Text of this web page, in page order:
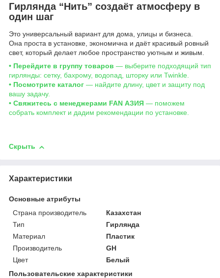
Гирлянда “Нить” создаёт атмосферу в
один шаг
Это универсальный вариант для дома, улицы и бизнеса.
Она проста в установке, экономична и даёт красивый ровный
свет, который делает любое пространство уютным и живым.
• Перейдите в группу товаров — выберите подходящий тип
гирлянды: сетку, бахрому, водопад, шторку или Twinkle.
• Посмотрите каталог — найдите длину, цвет и защиту под
вашу задачу.
• Свяжитесь с менеджерами FAN АЗИЯ — поможем
собрать комплект и дадим рекомендации по установке.
Скрыть
Характеристики
Основные атрибуты
Страна производитель
Казахстан
Тип
Гирлянда
Материал
Пластик
Производитель
GH
Цвет
Белый
Пользовательские характеристики